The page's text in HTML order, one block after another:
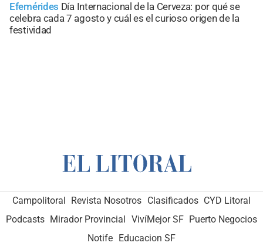
Efemérides Día Internacional de la Cerveza: por qué se
celebra cada 7 agosto y cuál es el curioso origen de la
festividad
Campolitoral Revista Nosotros Clasificados CYD Litoral
Podcasts Mirador Provincial VivíMejor SF Puerto Negocios
Notife Educacion SF